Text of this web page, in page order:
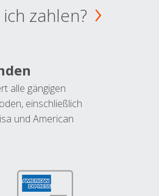
zahlen?
alle gängigen
einschließlich
und American